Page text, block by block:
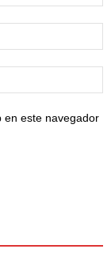
en este navegador